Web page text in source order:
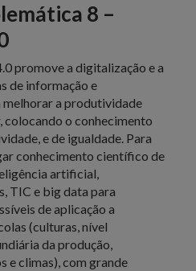
8 –
promove a digitalização e a
de informação e
melhorar a produtividade
o conhecimento
e de igualdade. Para
conhecimento científico de
artificial,
TIC e big data para
de aplicação a
(culturas, nível
da produção,
e climas), com grande